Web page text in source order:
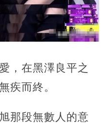
，在黑澤良平之
疾而終。
那段無數人的意